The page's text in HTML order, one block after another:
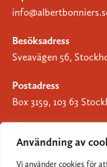
Användning av
Vi använder cookies för
Besöksadress
Sveavägen 56,
Postadress
Box 3159, 103 63